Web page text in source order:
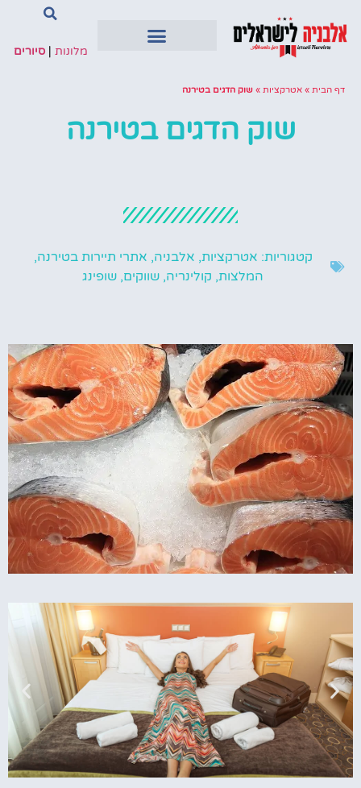
מלונות |סיורים
דף הבית » אטרקציות » שוק הדגים בטירנה
שוק הדגים בטירנה
קטגוריות: אטרקציות, אלבניה, אתרי תיירות בטירנה,
המלצות, קולינריה, שווקים, שופינג